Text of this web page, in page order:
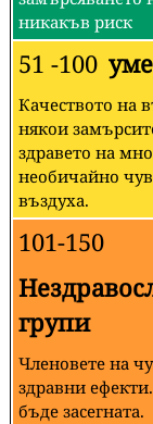
никакъв риск
51 -100
Качеството на
някои
здравето на
необичайно
въздуха.
101-150
групи
Членовете на
здравни
бъде засегната.